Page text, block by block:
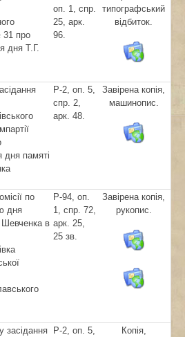
31 про
дня Т.Г.
оп. 1, спр.
25, арк.
96.
типографський
відбиток.
дня памяті
Р-2, оп. 5,
спр. 2,
арк. 48.
Завірена копія,
машинопис.
по
дня
Шевченка в
Р-94, оп.
1, спр. 72,
арк. 25,
25 зв.
Завірена копія,
рукопис.
засідання
Р-2, оп. 5,
Копія,